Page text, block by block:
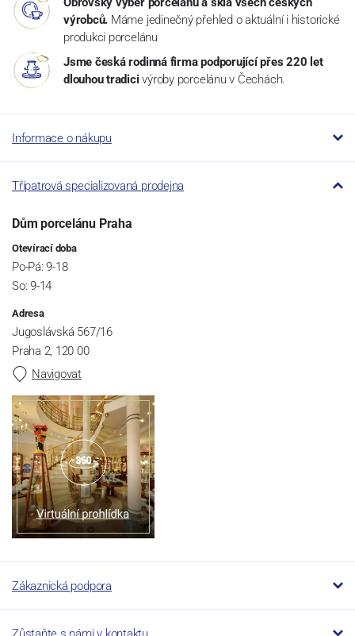
výrobců. Máme jedinečný přehled o aktuální i historické
produkci porcelánu
Jsme česká rodinná firma podporující přes 220 let
dlouhou tradici výroby porcelánu v Čechách.
Informace o nákupu
Třípatrová specializovaná prodejna
Dům porcelánu Praha
Otevírací doba
Po-Pá: 9-18
So: 9-14
Adresa
Jugoslávská 567/16
Praha 2, 120 00
Navigovat
Zákaznická podpora